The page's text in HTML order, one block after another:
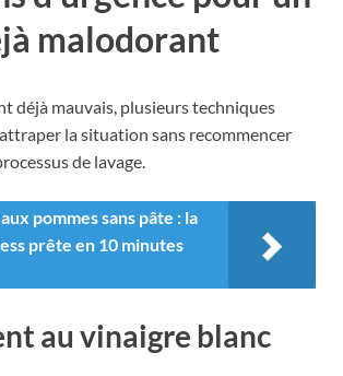
malodorant
déjà mauvais, plusieurs techniques
la situation sans recommencer
de lavage.
pommes sans pâte : la
prête en 10 minutes
au vinaigre blanc